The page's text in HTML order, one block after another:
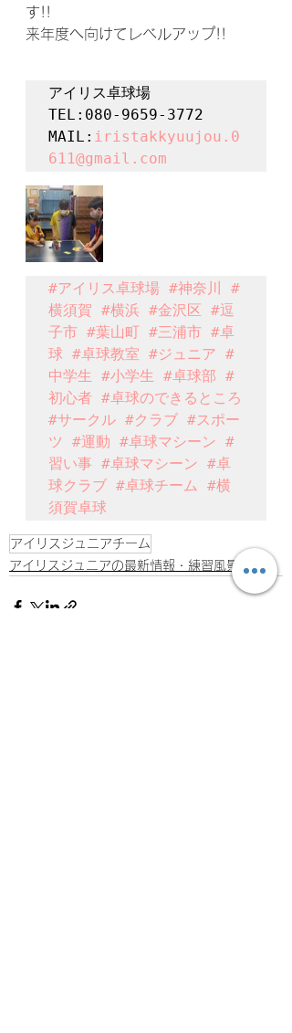
す!!
来年度へ向けてレベルアップ!!
アイリス卓球場
TEL:080-9659-3772
MAIL: iristakkyuujou.0
611@gmail.com
#アイリス卓球場 #神奈川
#
横須賀 #横浜 #金沢区 #逗
子市 #葉山町 #三浦市 #卓
球 #卓球教室 #ジュニア #
中学生
#小学生 #卓球部 #
初心者 #卓球のできるところ
#サークル #クラブ #スポー
ツ
#運動 #卓球マシーン #
習い事 #卓球マシーン #卓
球クラブ #卓球チーム #横
須賀卓球
アイリスジュニアチーム
アイリスジュニアの最新情報・練習風景